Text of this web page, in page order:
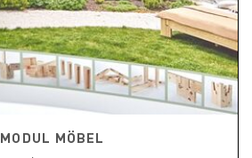
MODUL MÖBEL